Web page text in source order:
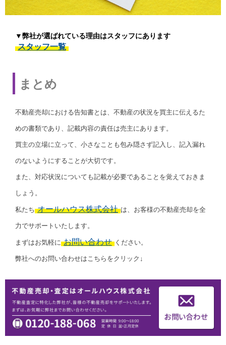
▼弊社が選ばれている理由はスタッフにあります
スタッフ一覧
まとめ
不動産売却における告知書とは、不動産の状況を買主に伝えるた
めの書類であり、記載内容の責任は売主にあります。
買主の立場に立って、小さなことも包み隠さず記入し、記入漏れ
のないようにすることが大切です。
また、対応状況についても記載が必要であることを覚えておきま
しょう。
私たち オールハウス株式会社 は、お客様の不動産売却を全
力でサポートいたします。
まずはお気軽に お問い合わせ ください。
弊社へのお問い合わせはこちらをクリック↓